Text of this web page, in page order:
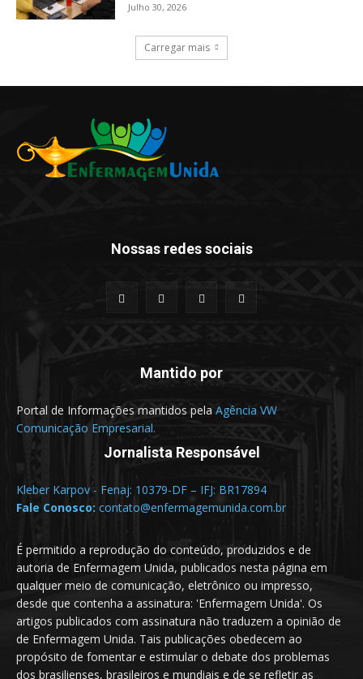
Julho 30, 2026
Carregar mais
Nossas redes sociais
Mantido por
Portal de Informações mantidos pela Agência VW
Comunicação Empresarial.
Jornalista Responsável
Kleber Karpov - Fenaj: 10379-DF – IFJ: BR17894
Fale Conosco: contato@enfermagemunida.com.br
É permitido a reprodução do conteúdo, produzidos e de
autoria de Enfermagem Unida, publicados nesta página em
qualquer meio de comunicação, eletrônico ou impresso,
desde que contenha a assinatura: 'Enfermagem Unida'. Os
artigos publicados com assinatura não traduzem a opinião de
de Enfermagem Unida. Tais publicações obedecem ao
propósito de fomentar e estimular o debate dos problemas
dos brasilienses, brasileiros e mundiais e de se refletir as